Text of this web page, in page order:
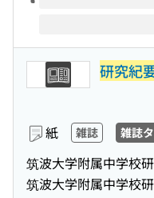
研究紀
紙 雑誌 雑誌
筑波大学附属中学校
筑波大学附属中学校